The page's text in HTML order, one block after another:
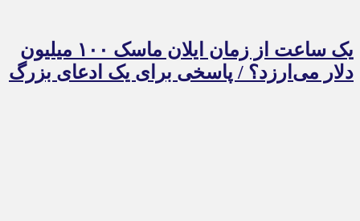
یک ساعت از زمان ایلان ماسک ۱۰۰ میلیون
دلار می‌ارزد؟ / پاسخی برای یک ادعای بزرگ